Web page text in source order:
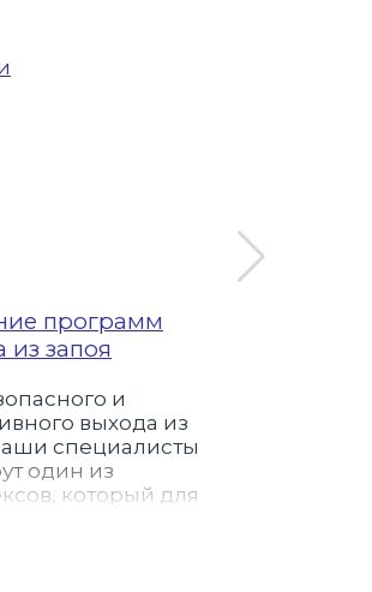
программ
из запоя
и
выхода из
специалисты
один из
который для